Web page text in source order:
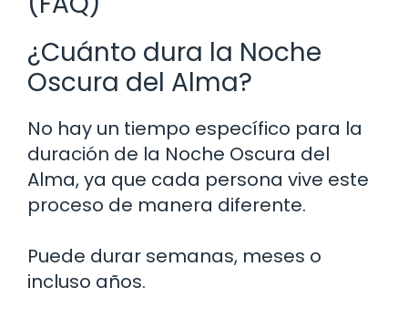
¿Cuánto dura la Noche
Oscura del Alma?
No hay un tiempo específico para la
duración de la Noche Oscura del
Alma, ya que cada persona vive este
proceso de manera diferente.
Puede durar semanas, meses o
incluso años.